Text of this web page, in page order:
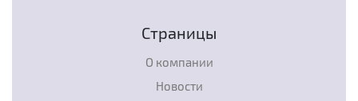
Страницы
О компании
Новости